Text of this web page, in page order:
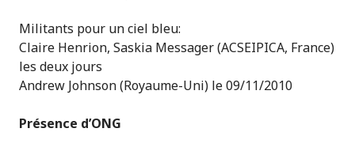
Militants pour un ciel bleu:
Claire Henrion, Saskia Messager (ACSEIPICA, France)
les deux jours
Andrew Johnson (Royaume-Uni) le 09/11/2010
Présence d’ONG